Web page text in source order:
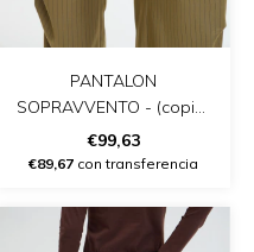
PANTALON
SOPRAVVENTO - (copia)
- (copia)
€99,63
€89,67 con transferencia